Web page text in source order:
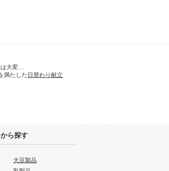
は大変…
満たした 日替わり献立
ら探す
大豆製品